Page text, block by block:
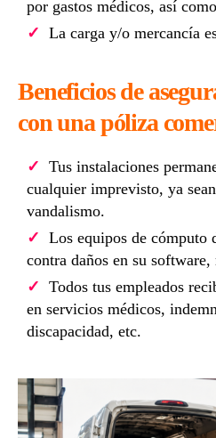
por gastos médicos, así
La carga y/o mercancía
Beneficios de
con una póliza
Tus instalaciones
cualquier imprevisto, ya
vandalismo.
Los equipos de cómputo
contra daños en su
Todos tus empleados
en servicios médicos,
discapacidad, etc.